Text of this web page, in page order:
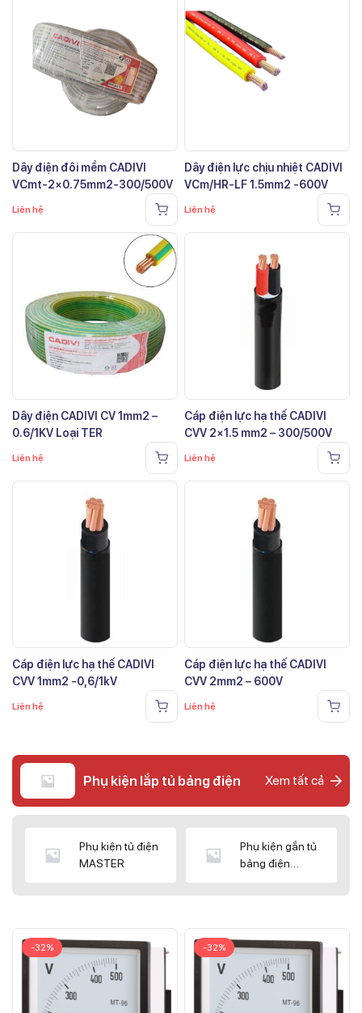
Dây điện đôi mềm CADIVI
VCmt-2×0.75mm2-300/500V
Liên hệ
Dây điện lực chịu nhiệt CADIVI
VCm/HR-LF 1.5mm2 -600V
Liên hệ
Dây điện CADIVI CV 1mm2 –
0.6/1KV Loại TER
Liên hệ
Cáp điện lực hạ thế CADIVI
CVV 2×1.5 mm2 – 300/500V
Liên hệ
Cáp điện lực hạ thế CADIVI
CVV 1mm2 -0,6/1kV
Liên hệ
Cáp điện lực hạ thế CADIVI
CVV 2mm2 – 600V
Liên hệ
Phụ kiện lắp tủ bảng điện Xem tất cả
Phụ kiện tủ điện
MASTER
Phụ kiện gắn tủ
bảng điện
-32% -32%